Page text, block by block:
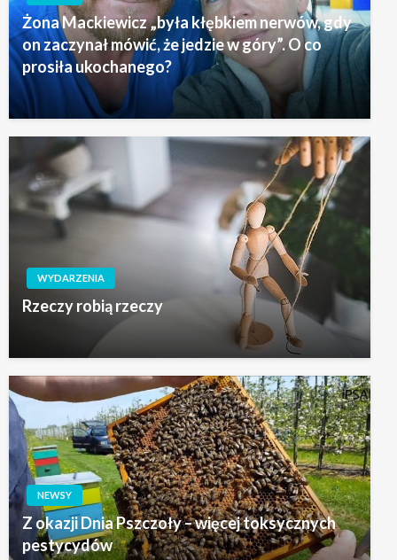
Żona Mackiewicz „była kłębkiem nerwów, gdy
on zaczynał mówić, że jedzie w góry”. O co
prosiła ukochanego?
WYDARZENIA
Rzeczy robią rzeczy
NEWSY
Z okazji Dnia Pszczoły – więcej toksycznych
pestycydów